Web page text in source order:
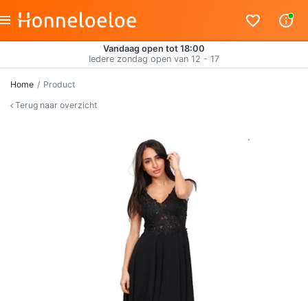
Vandaag open tot 18:00
Iedere zondag open van 12 - 17
Home
Product
Terug naar overzicht